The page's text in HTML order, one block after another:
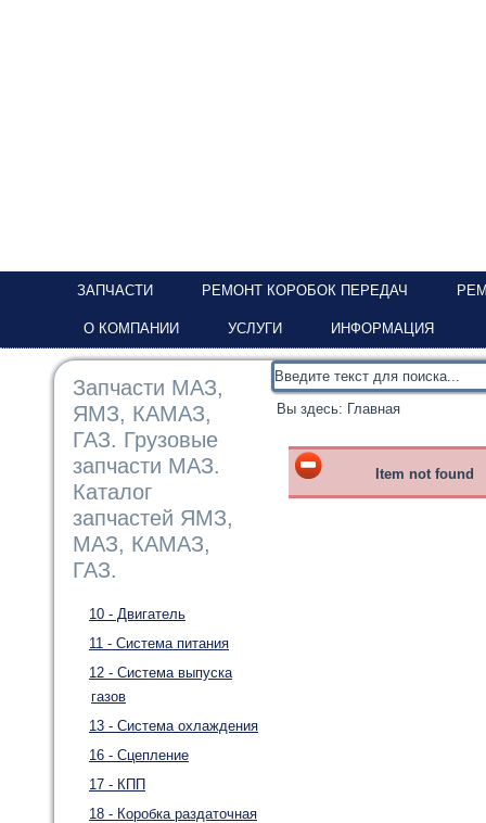
ЗАПЧАСТИ РЕМОНТ КОРОБОК ПЕРЕДАЧ
О КОМПАНИИ УСЛУГИ ИНФОРМАЦИЯ
Запчасти МАЗ,
ЯМЗ, КАМАЗ,
ГАЗ. Грузовые
запчасти МАЗ.
Каталог
запчастей ЯМЗ,
МАЗ, КАМАЗ,
ГАЗ.
10 - Двигатель
11 - Система питания
12 - Система выпуска
газов
13 - Система охлаждения
16 - Сцепление
17 - КПП
18 - Коробка раздаточная
Вы здесь: Главная
Item not found